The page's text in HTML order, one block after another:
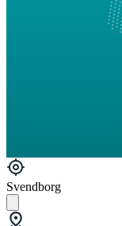
Svendborg